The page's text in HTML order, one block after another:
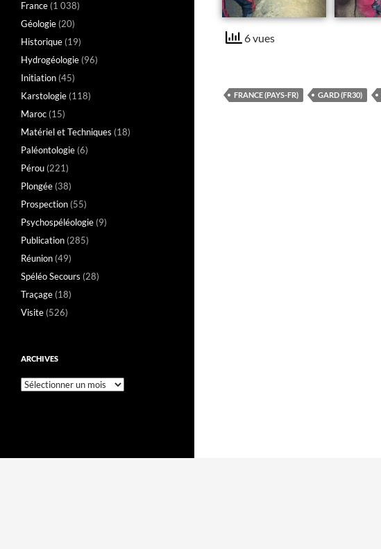
6 vues
FRANCE (PAYS-FR) GARD (FR30)
France (1 038)
Géologie (20)
Historique (19)
Hydrogéologie (96)
Initiation (45)
Karstologie (118)
Maroc (15)
Matériel et Techniques (18)
Paléontologie (6)
Pérou (221)
Plongée (38)
Prospection (55)
Psychospéléologie (9)
Publication (285)
Réunion (49)
Spéléo Secours (28)
Traçage (18)
Visite (526)
ARCHIVES
Archives